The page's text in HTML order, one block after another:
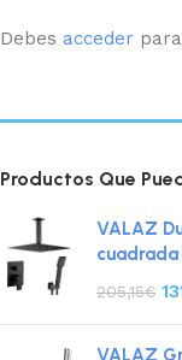
Debes acceder
Productos Que
VALAZ
cuadrada
205,15€
VALAZ